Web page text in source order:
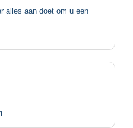
alles aan doet om u een